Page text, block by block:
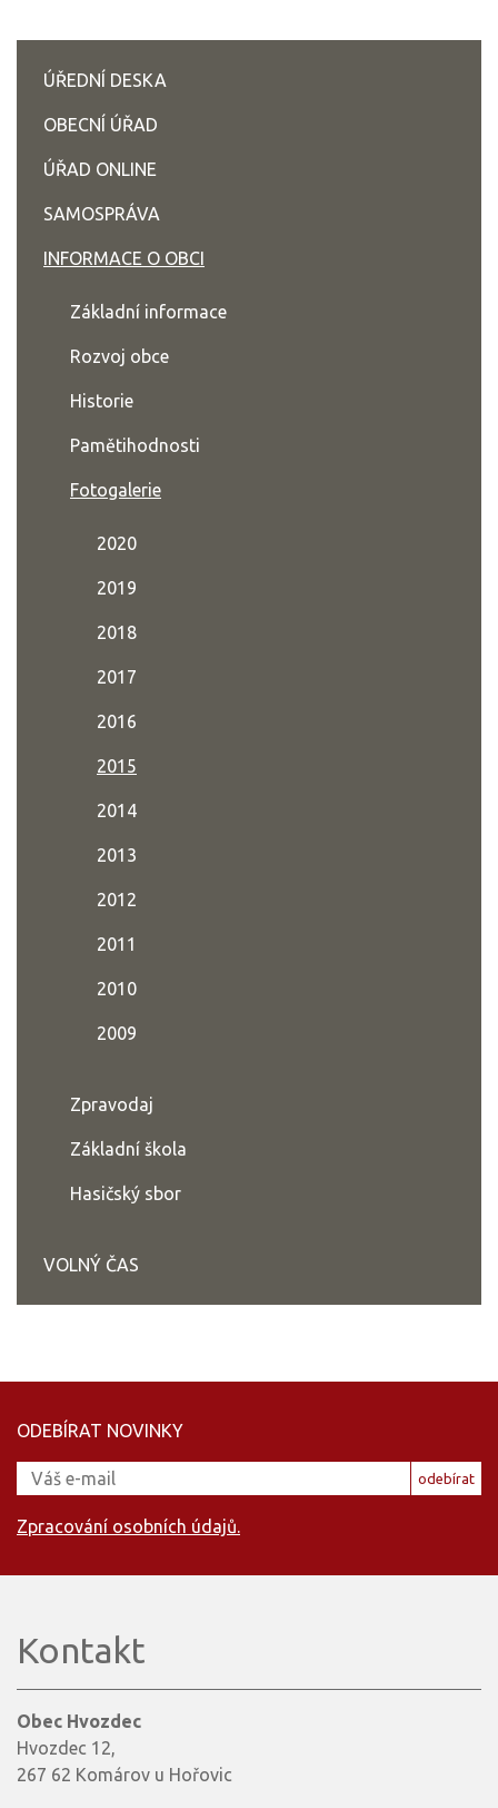
ÚŘEDNÍ DESKA
OBECNÍ ÚŘAD
ÚŘAD ONLINE
SAMOSPRÁVA
INFORMACE O OBCI
Základní informace
Rozvoj obce
Historie
Pamětihodnosti
Fotogalerie
2020
2019
2018
2017
2016
2015
2014
2013
2012
2011
2010
2009
Zpravodaj
Základní škola
Hasičský sbor
VOLNÝ ČAS
ODEBÍRAT NOVINKY
odebírat
Zpracování osobních údajů.
Kontakt
Obec Hvozdec
Hvozdec 12,
267 62 Komárov u Hořovic